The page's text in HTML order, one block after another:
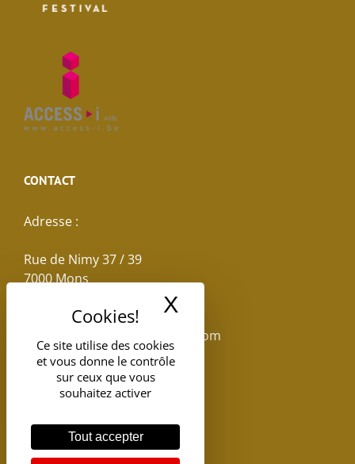
Ce site utilise des cookies
et vous donne le contrôle
sur ceux que vous
souhaitez activer
Tout accepter
X
CONTACT
Adresse :
Rue de Nimy 37 / 39
7000 Mons
reservations.losseau@gmail.com
Tel: +32(0)65.398.880